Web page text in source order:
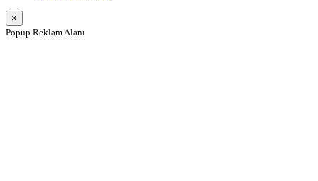
×
Popup Reklam Alanı